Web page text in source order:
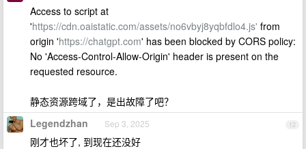
Access to script at
'https://cdn.oaistatic.com/assets/no6vbyj8yqbfdlo4.js' from
origin 'https://chatgpt.com' has been blocked by CORS policy:
No 'Access-Control-Allow-Origin' header is present on the
requested resource.
静态资源跨域了，是出故障了吧？
12
Legendzhan Sep 3, 2025
刚才也坏了, 到现在还没好